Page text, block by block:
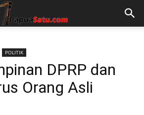
POLITIK
DPRP dan
Orang Asli